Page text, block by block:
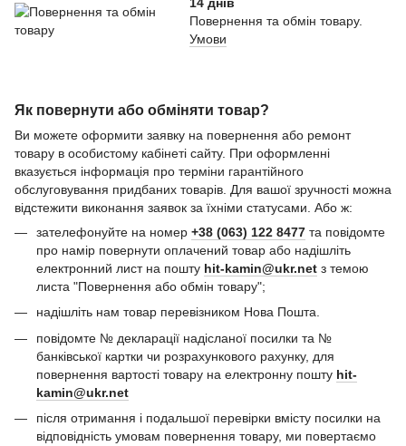
Повернення та обмін товару.
Умови
Як повернути або обміняти товар?
Ви можете оформити заявку на повернення або ремонт
товару в особистому кабінеті сайту. При оформленні
вказується інформація про терміни гарантійного
обслуговування придбаних товарів. Для вашої зручності можна
відстежити виконання заявок за їхніми статусами. Або ж:
зателефонуйте на номер +38 (063) 122 8477 та повідомте
про намір повернути оплачений товар або надішліть
електронний лист на пошту hit-kamin@ukr.net з темою
листа "Повернення або обмін товару";
надішліть нам товар перевізником Нова Пошта.
повідомте № декларації надісланої посилки та №
банківської картки чи розрахункового рахунку, для
повернення вартості товару на електронну пошту hit-
kamin@ukr.net
після отримання і подальшої перевірки вмісту посилки на
відповідність умовам повернення товару, ми повертаємо